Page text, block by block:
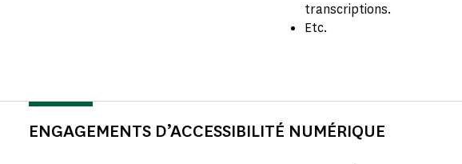
transcriptions.
Etc.
ENGAGEMENTS D’ACCESSIBILITÉ NUMÉRIQUE